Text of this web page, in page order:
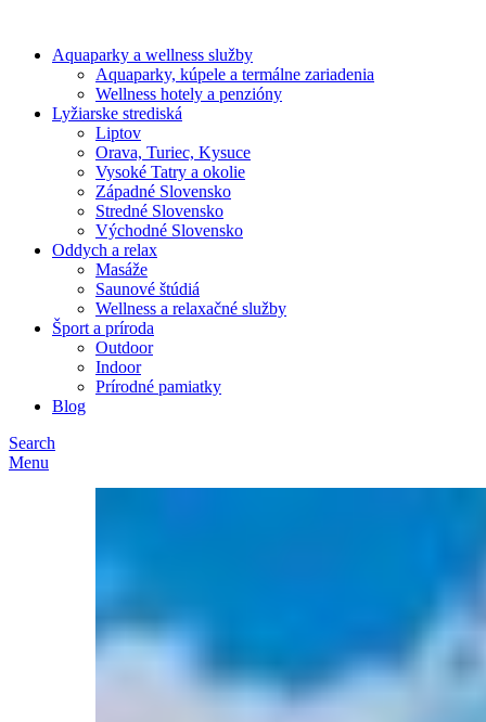
Aquaparky a wellness služby
Aquaparky, kúpele a termálne zariadenia
Wellness hotely a penzióny
Lyžiarske strediská
Liptov
Orava, Turiec, Kysuce
Vysoké Tatry a okolie
Západné Slovensko
Stredné Slovensko
Východné Slovensko
Oddych a relax
Masáže
Saunové štúdiá
Wellness a relaxačné služby
Šport a príroda
Outdoor
Indoor
Prírodné pamiatky
Blog
Search
Menu